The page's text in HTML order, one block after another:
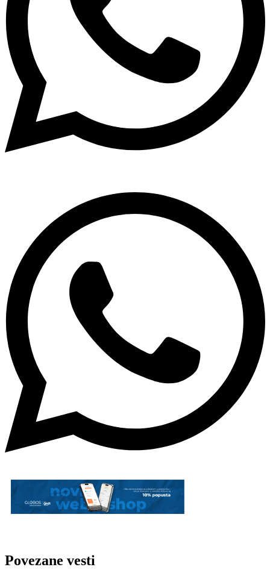
Povezane vesti